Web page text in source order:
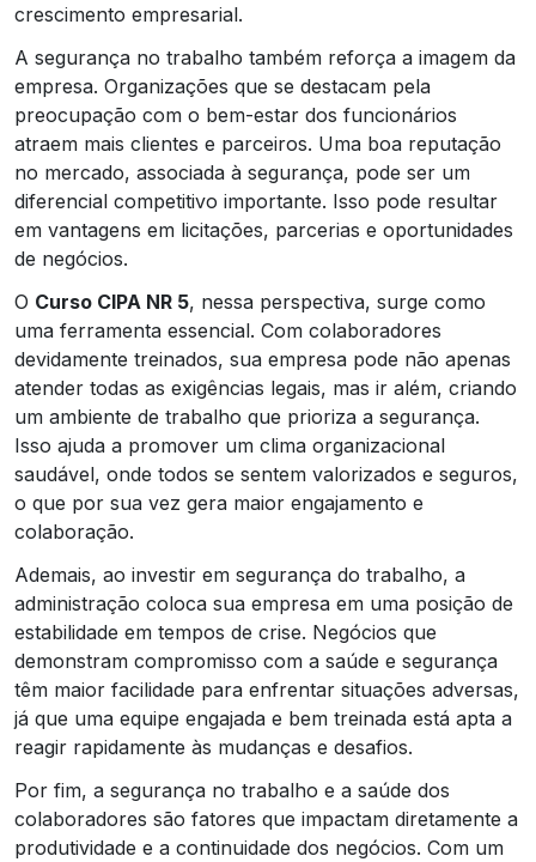
crescimento empresarial.
A segurança no trabalho também reforça a imagem da
empresa. Organizações que se destacam pela
preocupação com o bem-estar dos funcionários
atraem mais clientes e parceiros. Uma boa reputação
no mercado, associada à segurança, pode ser um
diferencial competitivo importante. Isso pode resultar
em vantagens em licitações, parcerias e oportunidades
de negócios.
O Curso CIPA NR 5, nessa perspectiva, surge como
uma ferramenta essencial. Com colaboradores
devidamente treinados, sua empresa pode não apenas
atender todas as exigências legais, mas ir além, criando
um ambiente de trabalho que prioriza a segurança.
Isso ajuda a promover um clima organizacional
saudável, onde todos se sentem valorizados e seguros,
o que por sua vez gera maior engajamento e
colaboração.
Ademais, ao investir em segurança do trabalho, a
administração coloca sua empresa em uma posição de
estabilidade em tempos de crise. Negócios que
demonstram compromisso com a saúde e segurança
têm maior facilidade para enfrentar situações adversas,
já que uma equipe engajada e bem treinada está apta a
reagir rapidamente às mudanças e desafios.
Por fim, a segurança no trabalho e a saúde dos
colaboradores são fatores que impactam diretamente a
produtividade e a continuidade dos negócios. Com um